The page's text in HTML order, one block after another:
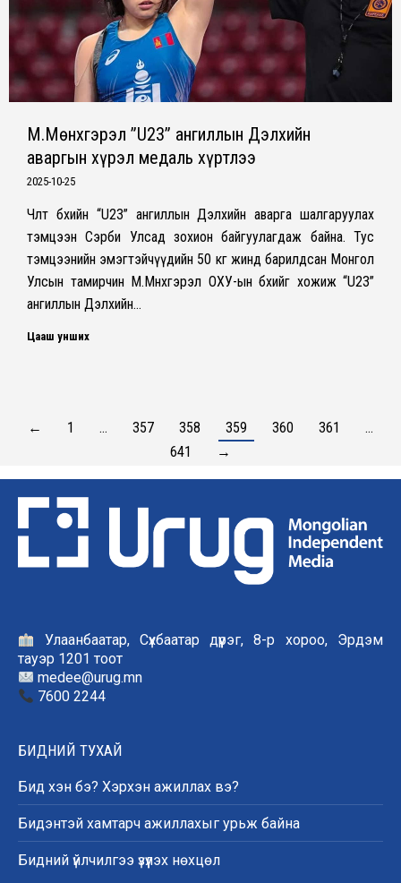
М.Мөнхгэрэл ”U23” ангиллын Дэлхийн
аваргын хүрэл медаль хүртлээ
2025-10-25
Чөлөөт бөхийн “U23” ангиллын Дэлхийн аварга шалгаруулах
тэмцээн Сэрби Улсад зохион байгуулагдаж байна. Тус
тэмцээнийн эмэгтэйчүүдийн 50 кг жинд барилдсан Монгол
Улсын тамирчин М.Мөнхгэрэл ОХУ-ын бөхийг хожиж “U23”
ангиллын Дэлхийн…
Цааш унших
← 1 … 357 358 359 360 361
…
641
→
Улаанбаатар, Сүхбаатар дүүрэг, 8-р хороо, Эрдэм
тауэр 1201 тоот
medee@urug.mn
7600 2244
БИДНИЙ ТУХАЙ
Бид хэн бэ? Хэрхэн ажиллах вэ?
Бидэнтэй хамтарч ажиллахыг урьж байна
Бидний үйлчилгээ үзүүлэх нөхцөл